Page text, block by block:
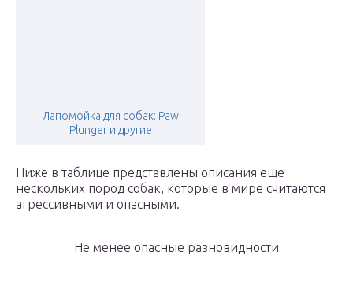
Лапомойка для собак: Paw
Plunger и другие
Ниже в таблице представлены описания еще
нескольких пород собак, которые в мире считаются
агрессивными и опасными.
Не менее опасные разновидности